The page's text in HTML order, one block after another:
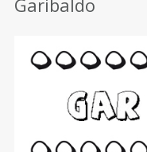
Garibaldo